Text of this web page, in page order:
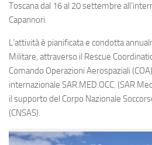
Toscana dal 16 al 20 settembre
Capannori.
L’attività è pianificata e condotta
Militare, attraverso il Rescue
Comando Operazioni Aerospaziali
internazionale SAR.MED.OCC. (SAR
il supporto del Corpo Nazionale
(CNSAS).